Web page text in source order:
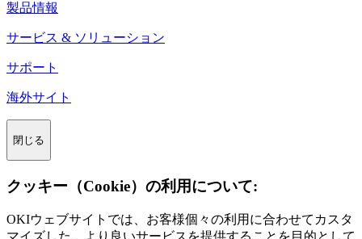
製品情報
サービス & ソリューション
サポート
海外サイト
閉じる
クッキー（Cookie）の利用について:
OKIウェブサイトでは、お客様個々の利用に合わせてカスタ